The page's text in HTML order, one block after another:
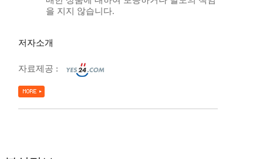
을 지지 않습니다.
저자소개
자료제공 :